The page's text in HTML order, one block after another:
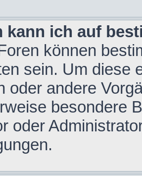
kann ich auf
können
sein. Um diese
oder andere
besondere
oder